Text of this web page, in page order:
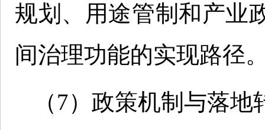
规划、用途管制和产业
间治理功能的实现路径
（7）政策机制与落